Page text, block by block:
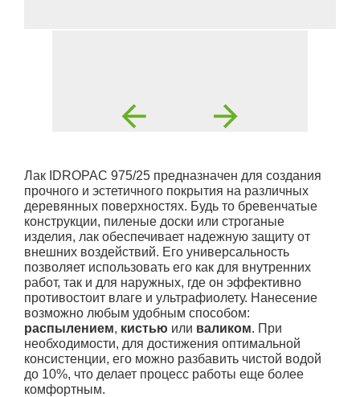
Лак IDROPAC 975/25 предназначен для создания
прочного и эстетичного покрытия на различных
деревянных поверхностях. Будь то бревенчатые
конструкции, пиленые доски или строганые
изделия, лак обеспечивает надежную защиту от
внешних воздействий. Его универсальность
позволяет использовать его как для внутренних
работ, так и для наружных, где он эффективно
противостоит влаге и ультрафиолету. Нанесение
возможно любым удобным способом:
распылением, кистью или валиком. При
необходимости, для достижения оптимальной
консистенции, его можно разбавить чистой водой
до 10%, что делает процесс работы еще более
комфортным.